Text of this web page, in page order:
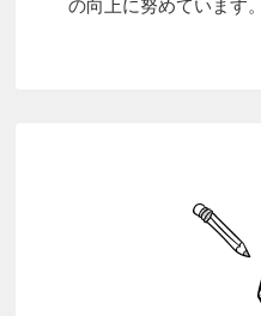
の向上に努めています。